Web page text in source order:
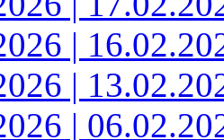
|
|
|